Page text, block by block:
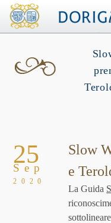
25
Sep
2020
Slow
e
La Guida